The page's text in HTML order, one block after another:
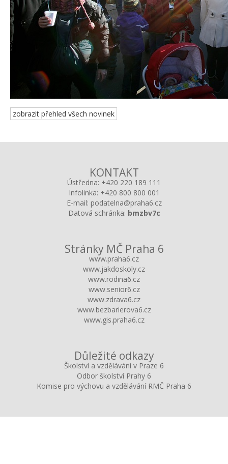
zobrazit přehled všech novinek
KONTAKT
Ústředna: +420 220 189 111
Infolinka: +420 800 800 001
E-mail: podatelna@praha6.cz
Datová schránka: bmzbv7c
Stránky MČ Praha 6
www.praha6.cz
www.jakdoskoly.cz
www.rodina6.cz
www.senior6.cz
www.zdrava6.cz
www.bezbarierova6.cz
www.gis.praha6.cz
Důležité odkazy
Školství a vzdělávání v Praze 6
Odbor školství Prahy 6
Komise pro výchovu a vzdělávání RMČ Praha 6